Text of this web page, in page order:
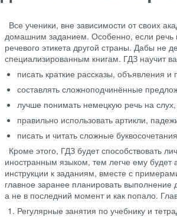
Все ученики, вне зависимости от своих
домашним заданием. Особенно, если речь
речевого этикета другой страны. Дабы не
специализированным книгам. ГДЗ научит
писать краткие рассказы, объявления
составлять сложноподчинённые
лучше понимать немецкую речь на
правильно использовать артикли,
писать и читать сложные
Кроме этого, ГДЗ будет способствовать
иностранным языком, тем легче ему будет
инструкции к заданиям, вместе с
главное заранее планировать
а не в последний момент и как попало.
Регулярные занятия по учебнику и